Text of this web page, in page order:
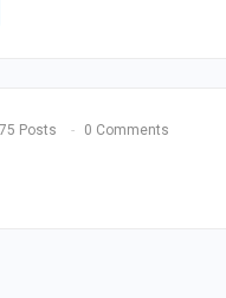
Posts 0 Comments